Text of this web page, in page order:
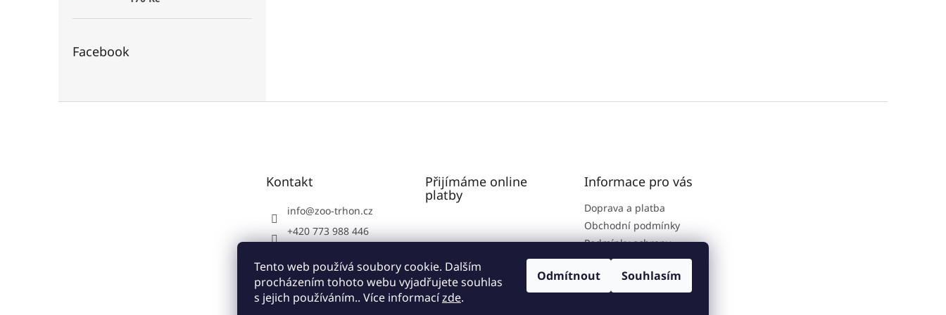
Tento web používá soubory cookie. Dalším
procházením tohoto webu vyjadřujete souhlas
s jejich používáním.. Více informacízde.
Odmítnout Souhlasím
Facebook
Kontakt
info@zoo-trhon.cz
+420 773 988 446
Zoo-Trhoň.cz
zoo.trhon
Přijímáme online
platby
Informace pro vás
Doprava a platba
Obchodní podmínky
Podmínky ochrany
osobních údajů